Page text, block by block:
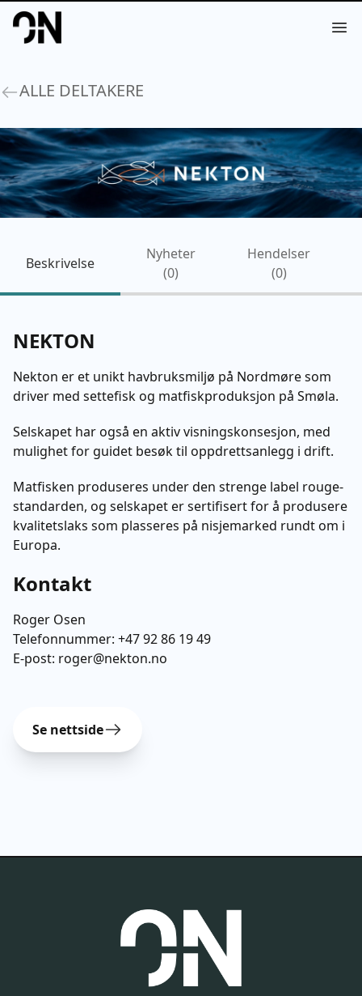
Your Company
ALLE DELTAKERE
Beskrivelse
Nyheter
(0)
Hendelser
(0)
NEKTON
Nekton er et unikt havbruksmiljø på Nordmøre som
driver med settefisk og matfiskproduksjon på Smøla.
Selskapet har også en aktiv visningskonsesjon, med
mulighet for guidet besøk til oppdrettsanlegg i drift.
Matfisken produseres under den strenge label rouge-
standarden, og selskapet er sertifisert for å produsere
kvalitetslaks som plasseres på nisjemarked rundt om i
Europa.
Kontakt
Roger Osen
Telefonnummer: +47 92 86 19 49
E-post: roger@nekton.no
Se nettside